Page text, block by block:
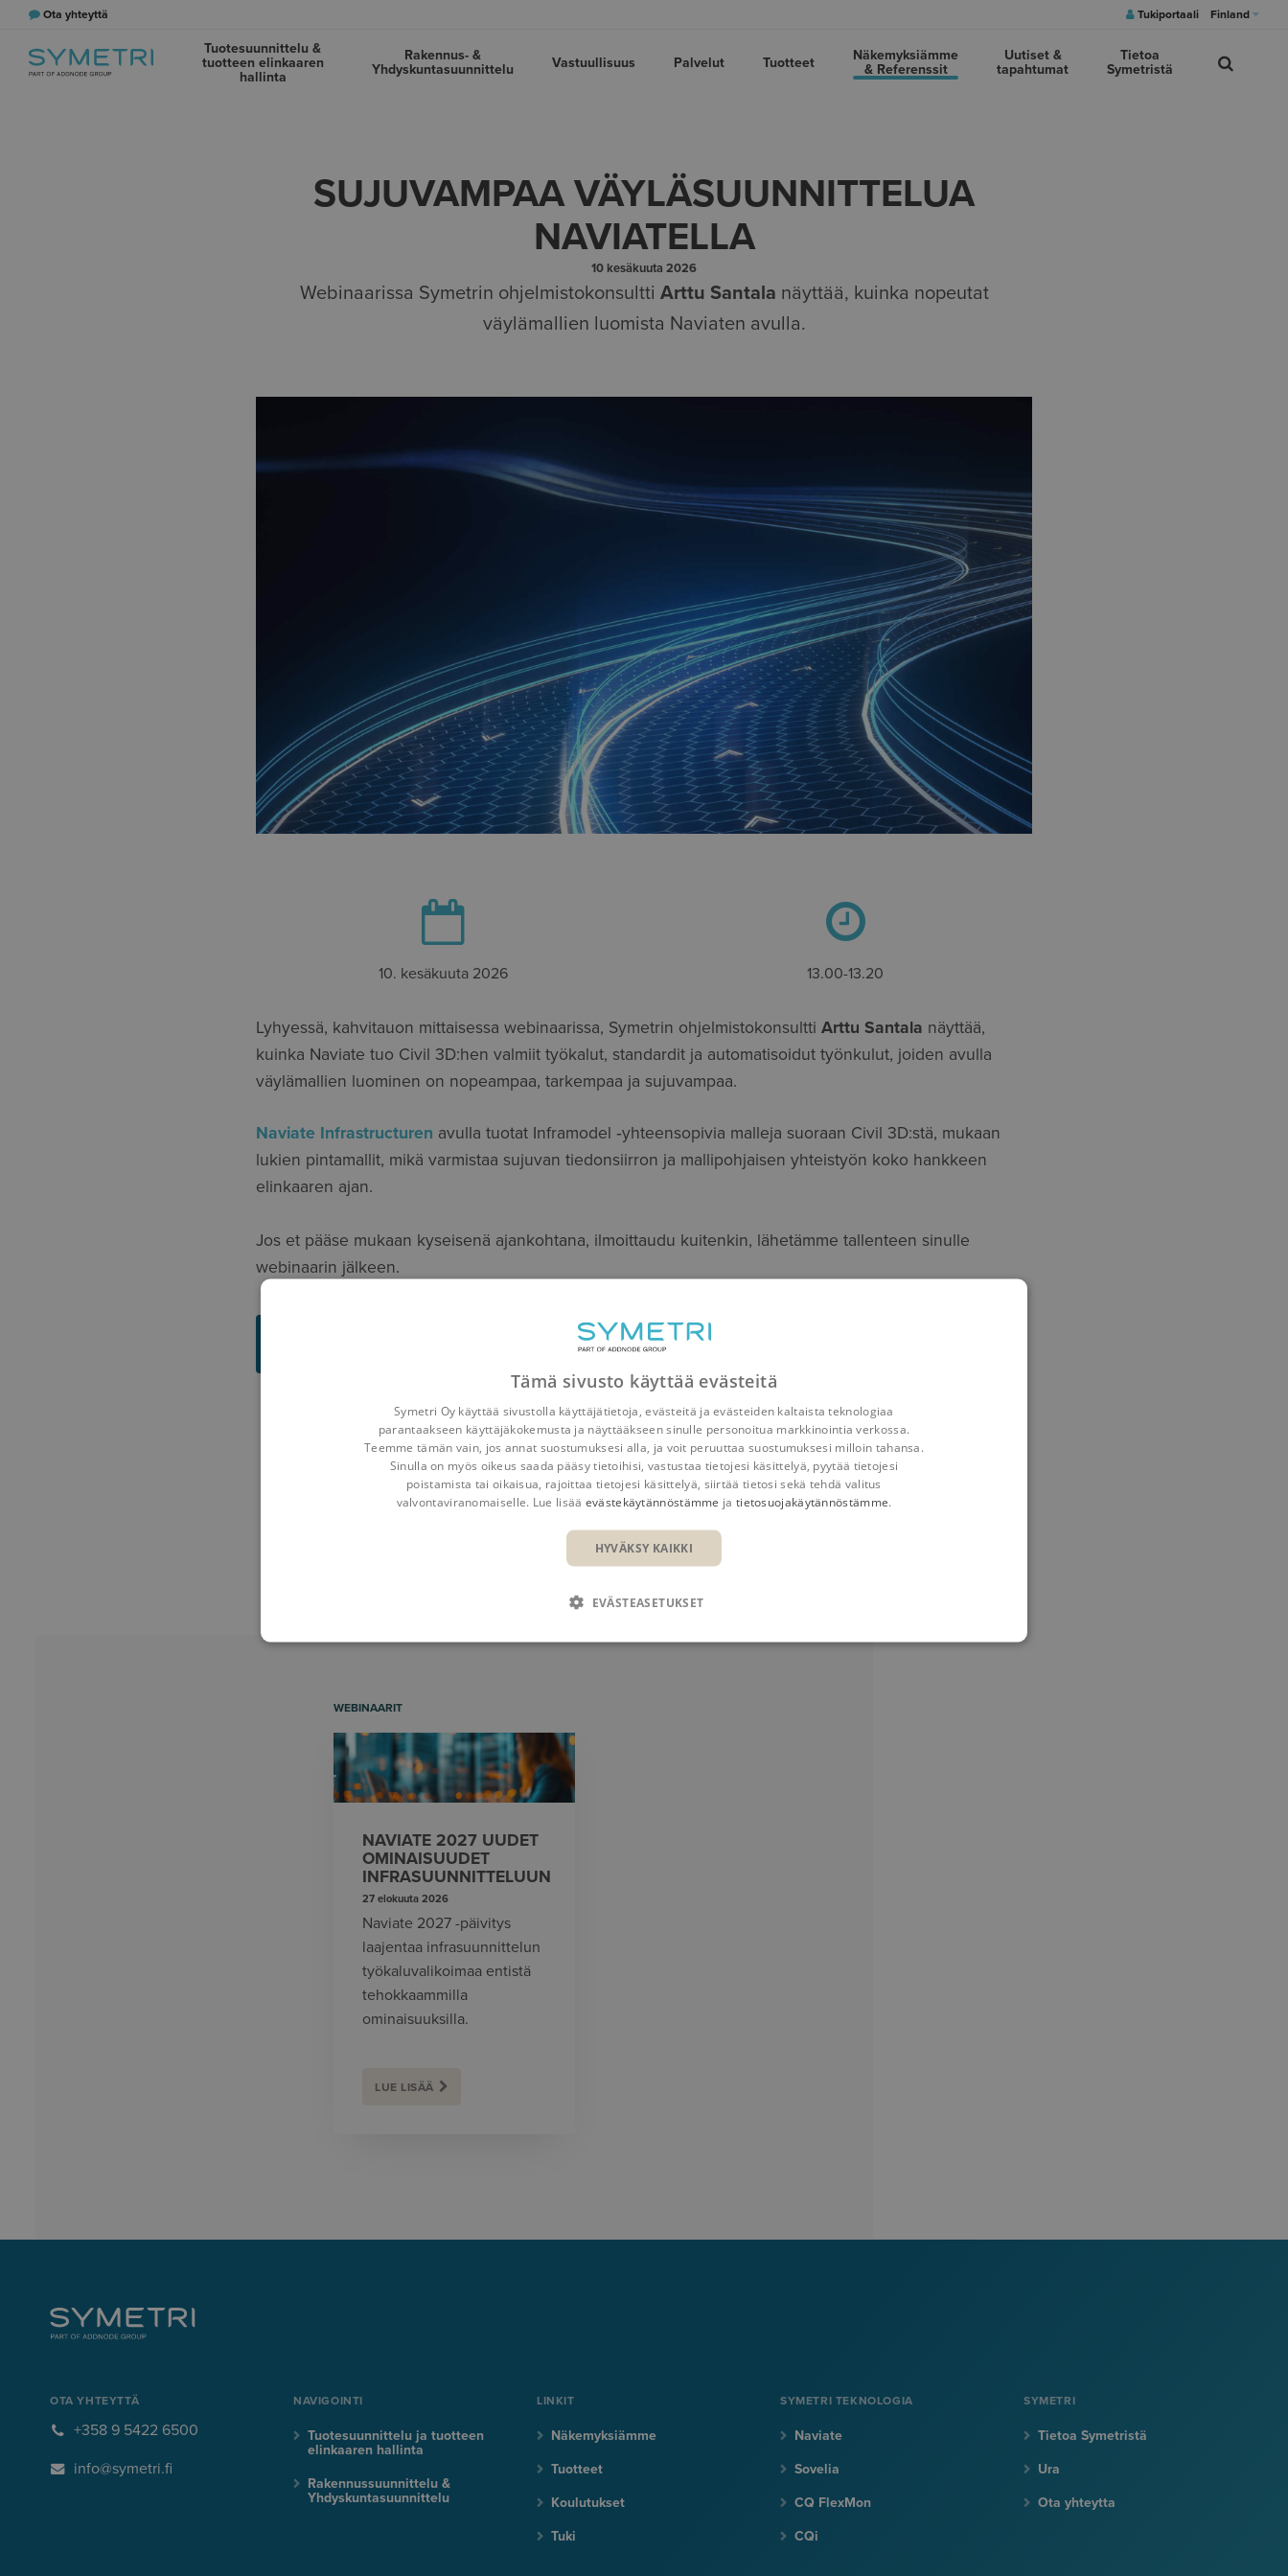
Ota yhteyttä Tukiportaali Finland
Tuotesuunnittelu &
tuotteen elinkaaren
hallinta
Rakennus- &
Yhdyskuntasuunnittelu
Vastuullisuus Palvelut Tuotteet
Näkemyksiämme
& Referenssit
Uutiset &
tapahtumat
Tietoa
Symetristä
SUJUVAMPAA VÄYLÄSUUNNITTELUA
NAVIATELLA
10 kesäkuuta 2026
Webinaarissa Symetrin ohjelmistokonsultti Arttu Santala näyttää, kuinka nopeutat
väylämallien luomista Naviaten avulla.
10. kesäkuuta 2026 13.00-13.20
Lyhyessä, kahvitauon mittaisessa webinaarissa, Symetrin ohjelmistokonsultti Arttu Santala näyttää,
kuinka Naviate tuo Civil 3D:hen valmiit työkalut, standardit ja automatisoidut työnkulut, joiden avulla
väylämallien luominen on nopeampaa, tarkempaa ja sujuvampaa.
Naviate Infrastructuren avulla tuotat Inframodel ‑yhteensopivia malleja suoraan Civil 3D:stä, mukaan
lukien pintamallit, mikä varmistaa sujuvan tiedonsiirron ja mallipohjaisen yhteistyön koko hankkeen
elinkaaren ajan.
Jos et pääse mukaan kyseisenä ajankohtana, ilmoittaudu kuitenkin, lähetämme tallenteen sinulle
webinaarin jälkeen.
JAA
WEBINAARIT
NAVIATE 2027 UUDET
OMINAISUUDET
INFRASUUNNITTELUUN
27 elokuuta 2026
Naviate 2027 -päivitys
laajentaa infrasuunnittelun
työkaluvalikoimaa entistä
tehokkaammilla
ominaisuuksilla.
LUE LISÄÄ
OTA YHTEYTTÄ
+358 9 5422 6500
info@symetri.fi
NAVIGOINTI
Tuotesuunnittelu ja tuotteen
elinkaaren hallinta
Rakennussuunnittelu &
Yhdyskuntasuunnittelu
LINKIT
Näkemyksiämme
Tuotteet
Koulutukset
Tuki
SYMETRI TEKNOLOGIA
Naviate
Sovelia
CQ FlexMon
CQi
SYMETRI
Tietoa Symetristä
Ura
Ota yhteytta
Tämä sivusto käyttää evästeitä
Symetri Oy käyttää sivustolla käyttäjätietoja, evästeitä ja evästeiden kaltaista teknologiaa
parantaakseen käyttäjäkokemusta ja näyttääkseen sinulle personoitua markkinointia verkossa.
Teemme tämän vain, jos annat suostumuksesi alla, ja voit peruuttaa suostumuksesi milloin tahansa.
Sinulla on myös oikeus saada pääsy tietoihisi, vastustaa tietojesi käsittelyä, pyytää tietojesi
poistamista tai oikaisua, rajoittaa tietojesi käsittelyä, siirtää tietosi sekä tehdä valitus
valvontaviranomaiselle. Lue lisää evästekäytännöstämme ja tietosuojakäytännöstämme.
HYVÄKSY KAIKKI
EVÄSTEASETUKSET